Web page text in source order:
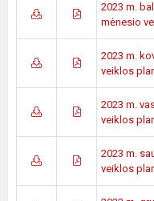
2023 m.
mėnesio
2023 m.
veiklos
2023 m.
veiklos
2023 m.
veiklos